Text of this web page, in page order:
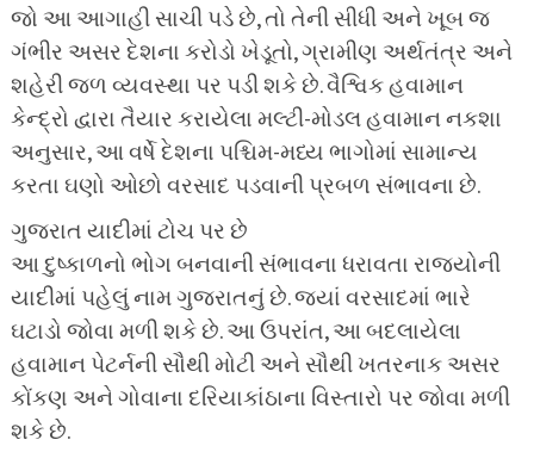
જો આ આગાહી સાચી પડે છે, તો તેની સીધી અને ખૂબ જ
ગંભીર અસર દેશના કરોડો ખેડૂતો, ગ્રામીણ અર્થતંત્ર અને
શહેરી જળ વ્યવસ્થા પર પડી શકે છે. વૈશ્વિક હવામાન
કેન્દ્રો દ્વારા તૈયાર કરાયેલા મલ્ટી-મોડલ હવામાન નકશા
અનુસાર, આ વર્ષે દેશના પશ્ચિમ-મધ્ય ભાગોમાં સામાન્ય
કરતા ઘણો ઓછો વરસાદ પડવાની પ્રબળ સંભાવના છે.
ગુજરાત યાદીમાં ટોચ પર છે
આ દુષ્કાળનો ભોગ બનવાની સંભાવના ધરાવતા રાજ્યોની
યાદીમાં પહેલું નામ ગુજરાતનું છે. જ્યાં વરસાદમાં ભારે
ઘટાડો જોવા મળી શકે છે. આ ઉપરાંત, આ બદલાયેલા
હવામાન પેટર્નની સૌથી મોટી અને સૌથી ખતરનાક અસર
કોંકણ અને ગોવાના દરિયાકાંઠાના વિસ્તારો પર જોવા મળી
શકે છે.